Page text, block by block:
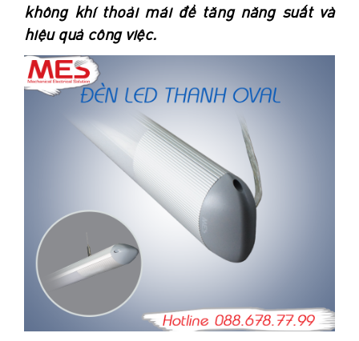
không khí thoải mái để tăng năng suất và
hiệu quả công việc.